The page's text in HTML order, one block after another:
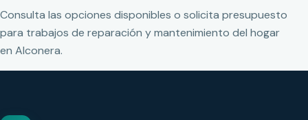
Consulta las opciones disponibles o solicita presupuesto
para trabajos de reparación y mantenimiento del hogar
en Alconera.